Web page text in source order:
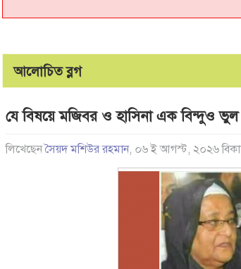
আলোচিত ব্লগ
যে বিষয়ে মজিবর ও হাসিনা এক বিন্দুও
লিখেছেনসৈয়দ মশিউর রহমান, ০৬ ই আগস্ট, ২০২৬